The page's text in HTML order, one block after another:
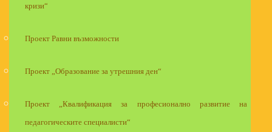
кризи“
Проект Равни възможности
Проект „Образование за утрешния ден“
Проект „Квалификация за професионално развитие на
педагогическите специалисти“